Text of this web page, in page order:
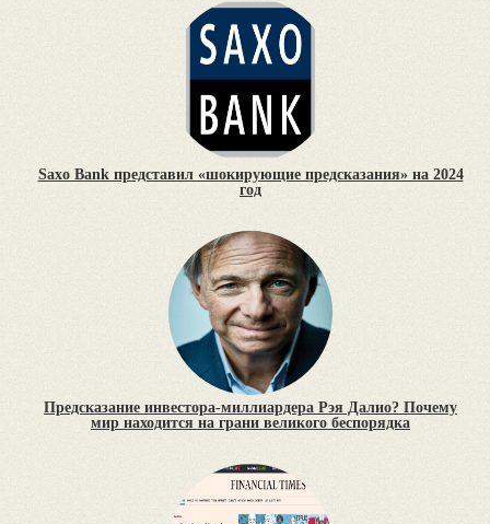
Saxo Bank представил «шокирующие предсказания» на 2024
год
Предсказание инвестора-миллиардера Рэя Далио? Почему
мир находится на грани великого беспорядка